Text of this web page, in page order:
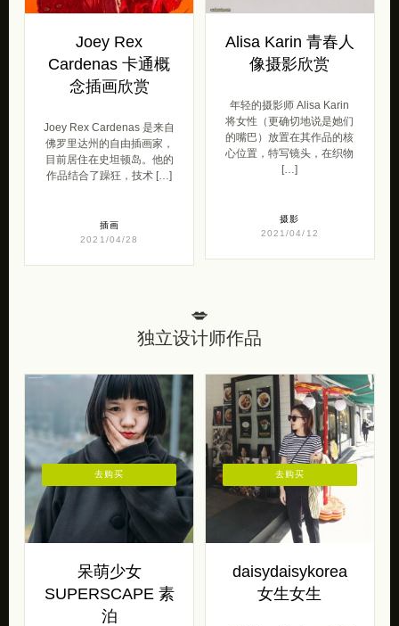
Joey Rex
Cardenas 卡通概
念插画欣赏
Joey Rex Cardenas 是来自
佛罗里达州的自由插画家，
目前居住在史坦顿岛。他的
作品结合了躁狂，技术 […]
插画
2021/04/28
Alisa Karin 青春人
像摄影欣赏
年轻的摄影师 Alisa Karin
将女性（更确切地说是她们
的嘴巴）放置在其作品的核
心位置，特写镜头，在织物
[…]
摄影
2021/04/12
💋
独立设计师作品
呆萌少女
SUPERSCAPE 素
泊
去购买
daisydaisykorea
女生女生
去购买